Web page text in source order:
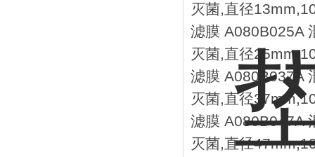
灭菌,直径
滤膜 A080B025A
灭菌,直径
滤膜 A080B037A
灭菌,直径
滤膜 A080B047A
灭菌,直径